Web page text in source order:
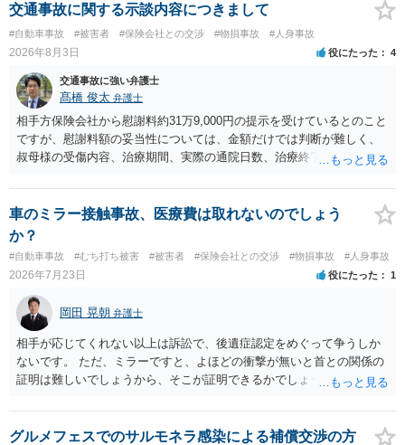
交通事故に関する示談内容につきまして
#自動車事故 #被害者 #保険会社との交渉 #物損事故 #人身事故
2026年8月3日 役にたった 4
交通事故に強い弁護士
髙橋 俊太 弁護士
相手方保険会社から慰謝料約31万9,000円の提示を受けているとのこと
ですが、慰謝料額の妥当性については、金額だけでは判断が難しく、
叔母様の受傷内容、治療期間、実際の通院日数、治療終了の経緯、後
確認する必要があります。保険会社から提示される慰謝料額について
は、弁護士が介入することにより増額を検討できる場合がありますの
で、以下の資料・情報を準備した上で、弁護士に個別に相談すること
をお勧めいたします。 ・相手方保険会社から届いている示談金額の提
示書類 ・叔母様の診断名、けがの内容 ・治療開始日及び治療終了日
・入院の有無、通院回数 ・現在も症状が残っているか ・叔母様ご本人
やご家族等が加入している保険に、今回の事故で利用できる弁護士費
用特約が付帯しているか なお、被害者は叔母様ご本人となりますの
で、弁護士が受任する場合には、叔母様ご本人の依頼意思等を確認す
る必要があります。日本語での十分な意思疎通が難しいとのことです
ので、そのあたりのご事情も踏まえて、依頼意思の確認方法等を検討
車のミラー接触事故、医療費は取れないのでしょう
か？
#自動車事故 #むち打ち被害 #被害者 #保険会社との交渉 #物損事故 #人身事故
2026年7月23日 役にたった 1
岡田 晃朝 弁護士
相手が応じてくれない以上は訴訟で、後遺症認定をめぐって争うしか
ないです。 ただ、ミラーですと、よほどの衝撃が無いと首との関係の
証明は難しいでしょうから、そこが証明できるかでしょうね。
グルメフェスでのサルモネラ感染による補償交渉の方